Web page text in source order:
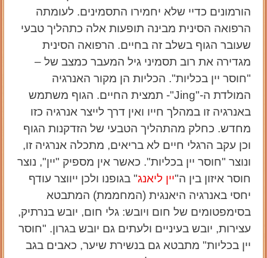
הורמונים כדיי שלא יחמירו התסמינים. לעומתה
הרפואה הסינית מבינה תופעות אלה כתהליך טבעי
שעובר הגוף בשלב זה בחיים. הרפואה הסינית
מגדירה את רוב תסמיני גיל המעבר כמצב של –
"חוסר יין בכליות". הכליות הן מקור האנרגיה
המולדת ה-"Jing"- תמצית החיים. הגוף משתמש
באנרגיה זו במהלך חייו ואין דרך לייצר אנרגיה כזו
מחדש. כחלק מהתהליך הטבעי של הזדקנות הגוף
וכן עקב הרגלי חיים לא בריאים, מתכלה אנרגיה זו,
ונוצר "חוסר יין בכליות". כאשר אין מספיק "יין", נוצר
חוסר איזון בין ה"יין ליאנג" בגופנו ולכן ייווצר עודף
יחסי באנרגיה היאנגית (המחממת) המתבטא
בסימפטומים של חום ויובש: גלי חום, יובש בנרתיק,
עצירות, יובש בעיניים ולעתים גם יובש בגרון. "חוסר
יין בכליות" מתבטא גם בנשירת שיער, כאבים בגב